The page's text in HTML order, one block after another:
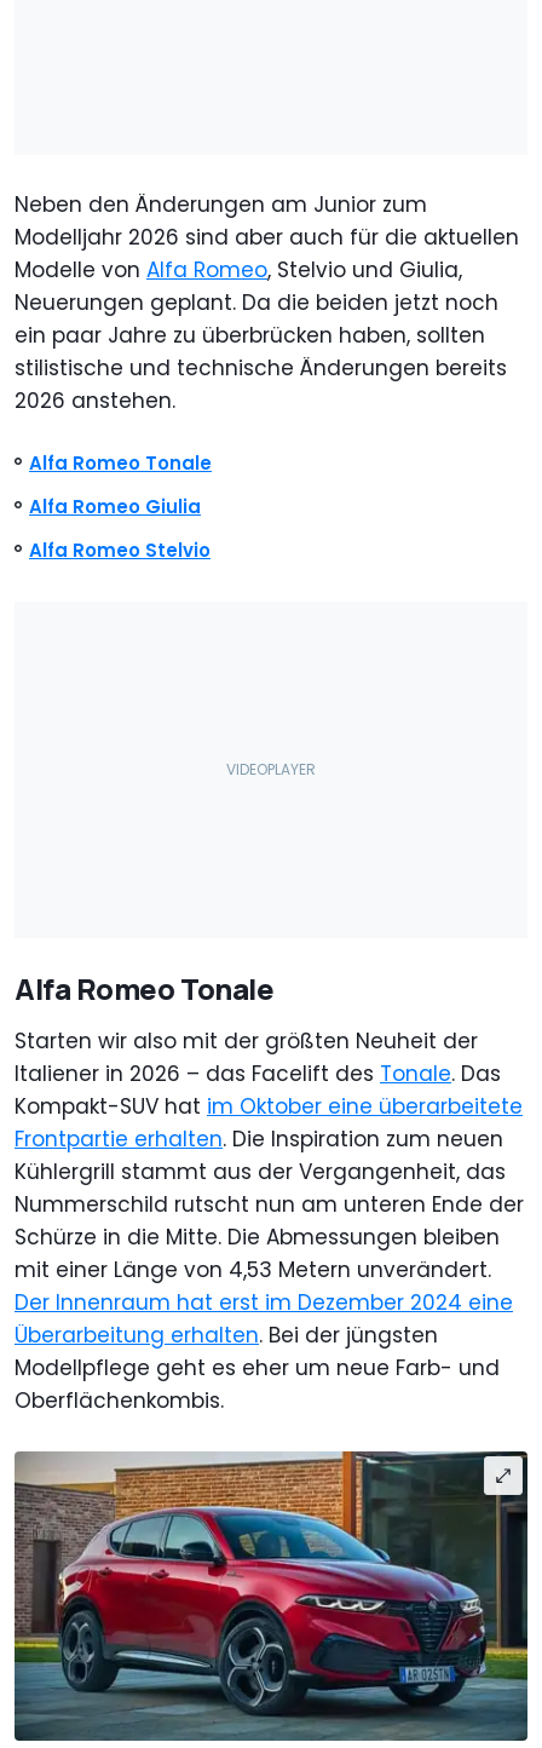
Neben den Änderungen am Junior zum
Modelljahr 2026 sind aber auch für die aktuellen
Modelle von Alfa Romeo, Stelvio und Giulia,
Neuerungen geplant. Da die beiden jetzt noch
ein paar Jahre zu überbrücken haben, sollten
stilistische und technische Änderungen bereits
2026 anstehen.
Alfa Romeo Tonale
Alfa Romeo Giulia
Alfa Romeo Stelvio
Alfa Romeo Tonale
Starten wir also mit der größten Neuheit der
Italiener in 2026 – das Facelift des Tonale. Das
Kompakt-SUV hat im Oktober eine überarbeitete
Frontpartie erhalten. Die Inspiration zum neuen
Kühlergrill stammt aus der Vergangenheit, das
Nummerschild rutscht nun am unteren Ende der
Schürze in die Mitte. Die Abmessungen bleiben
mit einer Länge von 4,53 Metern unverändert.
Der Innenraum hat erst im Dezember 2024 eine
Überarbeitung erhalten. Bei der jüngsten
Modellpflege geht es eher um neue Farb- und
Oberflächenkombis.